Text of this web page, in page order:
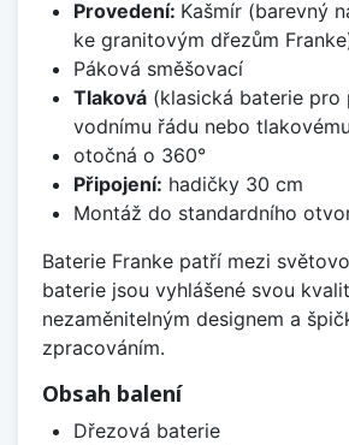
Provedení: Kašmír (barevný
ke granitovým dřezům
Páková směšovací
Tlaková(klasická baterie pro
vodnímu řádu nebo
otočná o 360°
Připojení: hadičky 30 cm
Montáž do standardního
Baterie Franke patří mezi
baterie jsou vyhlášené svou
nezaměnitelným designem a
zpracováním.
Obsah balení
Dřezová baterie